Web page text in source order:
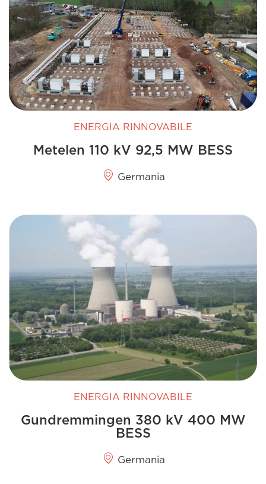
ENERGIA RINNOVABILE
Metelen 110 kV 92,5 MW BESS
Germania
ENERGIA RINNOVABILE
Gundremmingen 380 kV 400 MW
BESS
Germania